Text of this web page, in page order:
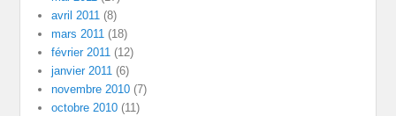
avril 2011 (8)
mars 2011 (18)
février 2011 (12)
janvier 2011 (6)
novembre 2010 (7)
octobre 2010 (11)